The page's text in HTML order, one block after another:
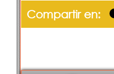
Compartir en: